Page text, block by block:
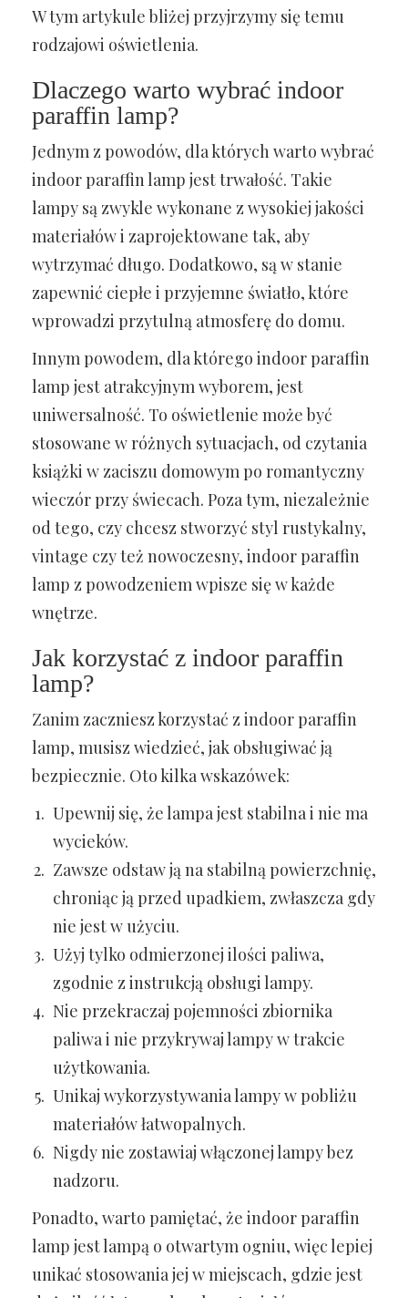
W tym artykule bliżej przyjrzymy się temu
rodzajowi oświetlenia.
Dlaczego warto wybrać indoor
paraffin lamp?
Jednym z powodów, dla których warto wybrać
indoor paraffin lamp jest trwałość. Takie
lampy są zwykle wykonane z wysokiej jakości
materiałów i zaprojektowane tak, aby
wytrzymać długo. Dodatkowo, są w stanie
zapewnić ciepłe i przyjemne światło, które
wprowadzi przytulną atmosferę do domu.
Innym powodem, dla którego indoor paraffin
lamp jest atrakcyjnym wyborem, jest
uniwersalność. To oświetlenie może być
stosowane w różnych sytuacjach, od czytania
książki w zaciszu domowym po romantyczny
wieczór przy świecach. Poza tym, niezależnie
od tego, czy chcesz stworzyć styl rustykalny,
vintage czy też nowoczesny, indoor paraffin
lamp z powodzeniem wpisze się w każde
wnętrze.
Jak korzystać z indoor paraffin
lamp?
Zanim zaczniesz korzystać z indoor paraffin
lamp, musisz wiedzieć, jak obsługiwać ją
bezpiecznie. Oto kilka wskazówek:
Upewnij się, że lampa jest stabilna i nie ma
wycieków.
Zawsze odstaw ją na stabilną powierzchnię,
chroniąc ją przed upadkiem, zwłaszcza gdy
nie jest w użyciu.
Użyj tylko odmierzonej ilości paliwa,
zgodnie z instrukcją obsługi lampy.
Nie przekraczaj pojemności zbiornika
paliwa i nie przykrywaj lampy w trakcie
użytkowania.
Unikaj wykorzystywania lampy w pobliżu
materiałów łatwopalnych.
Nigdy nie zostawiaj włączonej lampy bez
nadzoru.
Ponadto, warto pamiętać, że indoor paraffin
lamp jest lampą o otwartym ogniu, więc lepiej
unikać stosowania jej w miejscach, gdzie jest